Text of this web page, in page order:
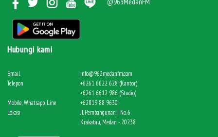
Hubungi kami
Email
info@963medanfm.com
Telepon
+6261 6622 628 (Kantor)
+6261 6612 986 (Studio)
Mobile, Whatsapp, Line
+62819 88 9630
Lokasi
Jl. Pembangunan I No. 6
Krakatau, Medan - 20238